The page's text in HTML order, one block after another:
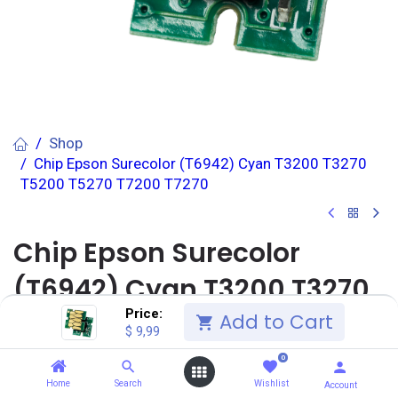
Price:
$ 9,99 Add to Cart
Home Search
0
Wishlist Account
Shop
Chip Epson Surecolor (T6942) Cyan T3200 T3270
T5200 T5270 T7200 T7270
Chip Epson Surecolor
(T6942) Cyan T3200 T3270
T5200 T5270 T7200 T7270
(0 reseña)
Unidad(es) Unidad(es)